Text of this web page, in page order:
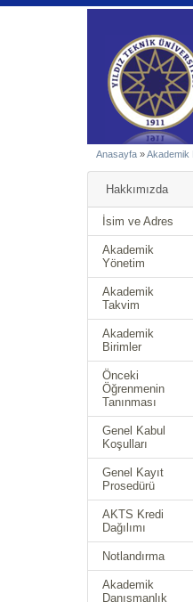
Anasayfa »Akademik
Hakkımızda
İsim ve Adres
Akademik
Yönetim
Akademik
Takvim
Akademik
Birimler
Önceki
Öğrenmenin
Tanınması
Genel Kabul
Koşulları
Genel Kayıt
Prosedürü
AKTS Kredi
Dağılımı
Notlandırma
Akademik
Danışmanlık